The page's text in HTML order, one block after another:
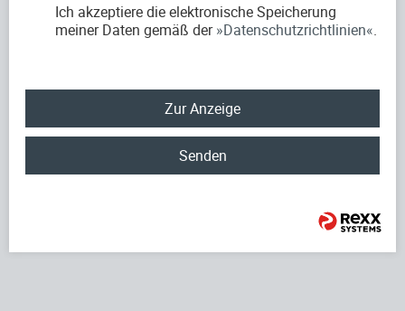
Ich akzeptiere die elektronische Speicherung
meiner Daten gemäß der Datenschutzrichtlinien .
Zur Anzeige
Senden